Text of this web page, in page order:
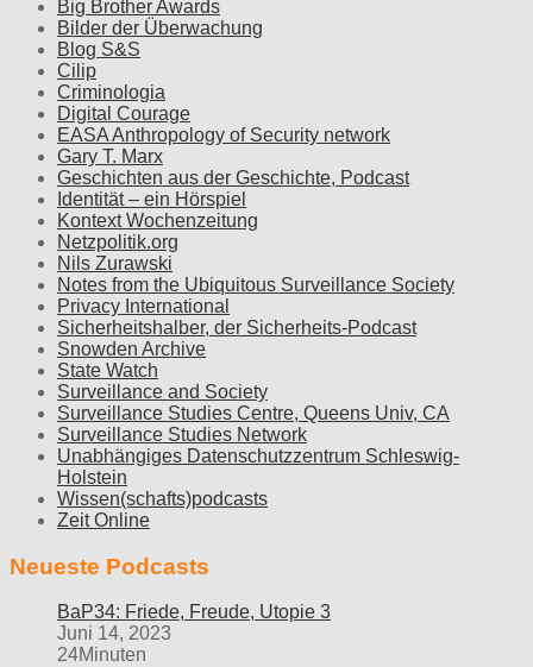
Big Brother Awards
Bilder der Überwachung
Blog S&S
Cilip
Criminologia
Digital Courage
EASA Anthropology of Security network
Gary T. Marx
Geschichten aus der Geschichte, Podcast
Identität – ein Hörspiel
Kontext Wochenzeitung
Netzpolitik.org
Nils Zurawski
Notes from the Ubiquitous Surveillance Society
Privacy International
Sicherheitshalber, der Sicherheits-Podcast
Snowden Archive
State Watch
Surveillance and Society
Surveillance Studies Centre, Queens Univ, CA
Surveillance Studies Network
Unabhängiges Datenschutzzentrum Schleswig-
Holstein
Wissen(schafts)podcasts
Zeit Online
Neueste Podcasts
BaP34: Friede, Freude, Utopie 3
Juni 14, 2023
24Minuten